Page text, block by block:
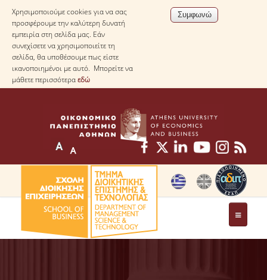
Χρησιμοποιούμε cookies για να σας
προσφέρουμε την καλύτερη δυνατή
εμπειρία στη σελίδα μας. Εάν
συνεχίσετε να χρησιμοποιείτε τη
σελίδα, θα υποθέσουμε πως είστε
ικανοποιημένοι με αυτό. Μπορείτε να
μάθετε περισσότεραεδώ
ΤΟ ΤΜΗΜΑ